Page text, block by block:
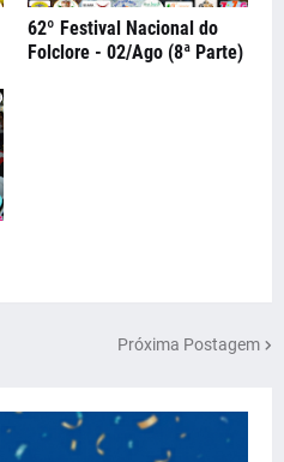
62º Festival Nacional do
Folclore - 02/Ago (8ª Parte)
Próxima Postagem